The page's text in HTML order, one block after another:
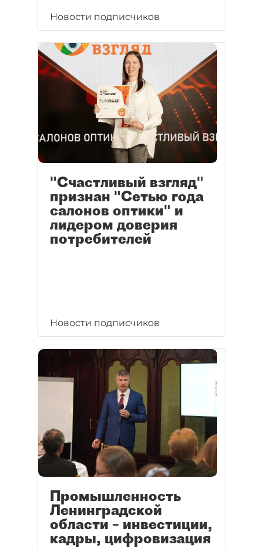
Новости подписчиков
"Счастливый взгляд"
признан "Сетью года
салонов оптики" и
лидером доверия
потребителей
Новости подписчиков
Промышленность
Ленинградской
области – инвестиции,
кадры, цифровизация